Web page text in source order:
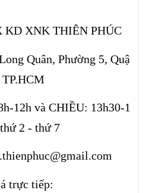
KD XNK THIÊN PHÚC
Quân, Phường 5, Quậ
TP.HCM
12h và CHIỀU: 13h30-1
2 - thứ 7
trực tiếp: